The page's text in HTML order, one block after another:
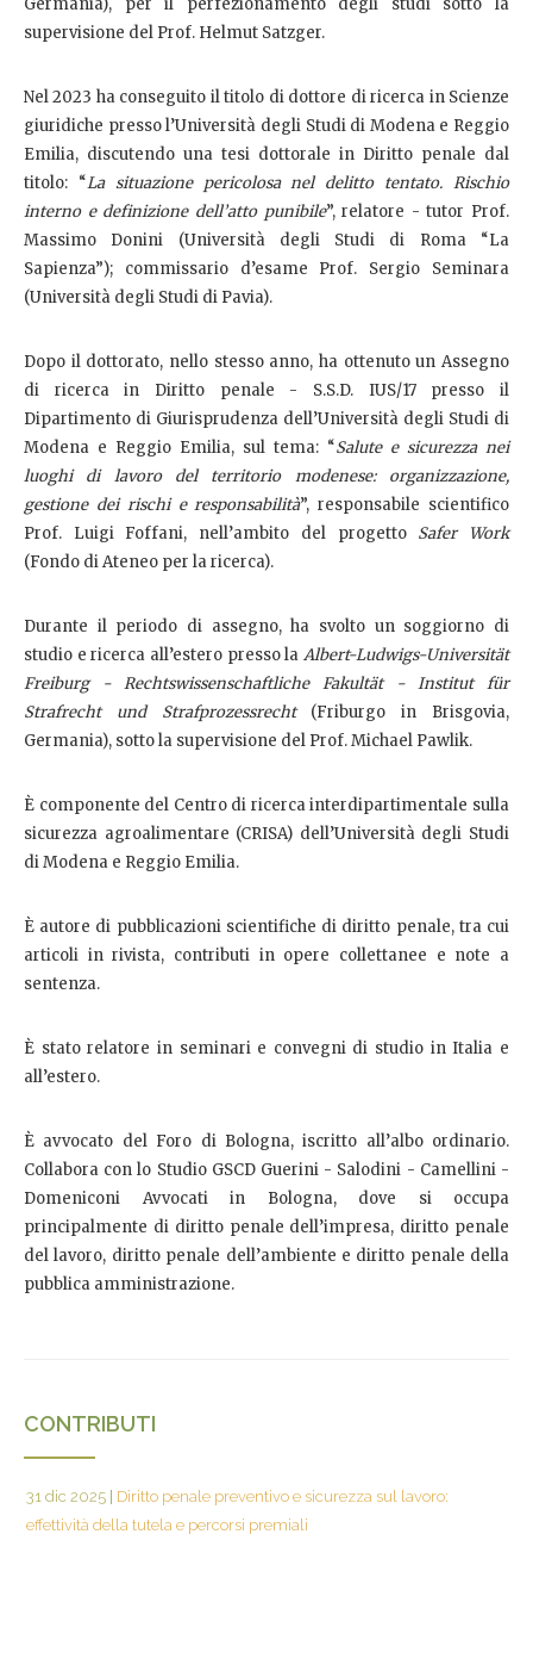
Germania), per il perfezionamento degli studi sotto la
supervisione del Prof. Helmut Satzger.
Nel 2023 ha conseguito il titolo di dottore di ricerca in Scienze
giuridiche presso l’Università degli Studi di Modena e Reggio
Emilia, discutendo una tesi dottorale in Diritto penale dal
titolo: “La situazione pericolosa nel delitto tentato. Rischio
interno e definizione dell’atto punibile”, relatore - tutor Prof.
Massimo Donini (Università degli Studi di Roma “La
Sapienza”); commissario d’esame Prof. Sergio Seminara
(Università degli Studi di Pavia).
Dopo il dottorato, nello stesso anno, ha ottenuto un Assegno
di ricerca in Diritto penale - S.S.D. IUS/17 presso il
Dipartimento di Giurisprudenza dell’Università degli Studi di
Modena e Reggio Emilia, sul tema: “Salute e sicurezza nei
luoghi di lavoro del territorio modenese: organizzazione,
gestione dei rischi e responsabilità”, responsabile scientifico
Prof. Luigi Foffani, nell’ambito del progetto Safer Work
(Fondo di Ateneo per la ricerca).
Durante il periodo di assegno, ha svolto un soggiorno di
studio e ricerca all’estero presso la Albert-Ludwigs-Universität
Freiburg - Rechtswissenschaftliche Fakultät - Institut für
Strafrecht und Strafprozessrecht(Friburgo in Brisgovia,
Germania), sotto la supervisione del Prof. Michael Pawlik.
È componente del Centro di ricerca interdipartimentale sulla
sicurezza agroalimentare (CRISA) dell’Università degli Studi
di Modena e Reggio Emilia.
È autore di pubblicazioni scientifiche di diritto penale, tra cui
articoli in rivista, contributi in opere collettanee e note a
sentenza.
È stato relatore in seminari e convegni di studio in Italia e
all’estero.
È avvocato del Foro di Bologna, iscritto all’albo ordinario.
Collabora con lo Studio GSCD Guerini - Salodini - Camellini -
Domeniconi Avvocati in Bologna, dove si occupa
principalmente di diritto penale dell’impresa, diritto penale
del lavoro, diritto penale dell’ambiente e diritto penale della
pubblica amministrazione.
CONTRIBUTI
31 dic 2025
Diritto penale preventivo e sicurezza sul lavoro:
effettività della tutela e percorsi premiali